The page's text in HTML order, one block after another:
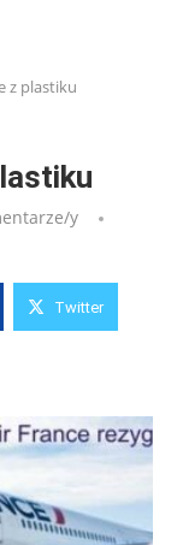
z plastiku
y
Twitter